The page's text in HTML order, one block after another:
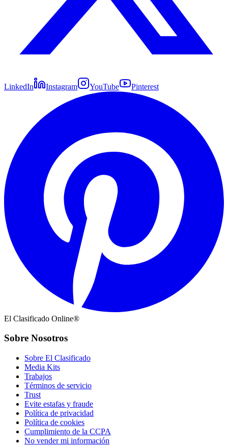
LinkedIn Instagram YouTube Pinterest
El Clasificado Online®
Sobre Nosotros
Sobre El Clasificado
Media Kits
Trabajos
Términos de servicio
Trust
Evite estafas y fraude
Política de privacidad
Política de cookies
Cumplimiento de la CCPA
No vender mi información